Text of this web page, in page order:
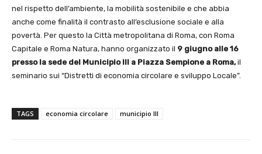
nel rispetto dell’ambiente, la mobilità sostenibile e che abbia
anche come finalità il contrasto all’esclusione sociale e alla
povertà. Per questo la Città metropolitana di Roma, con Roma
Capitale e Roma Natura, hanno organizzato il 9 giugno alle 16
presso la sede del Municipio III a Piazza Sempione a Roma,il
seminario sui “Distretti di economia circolare e sviluppo Locale”.
TAGS economia circolare municipio III